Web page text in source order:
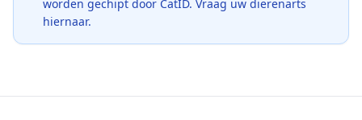
worden gechipt door CatID. Vraag uw dierenarts
hiernaar.